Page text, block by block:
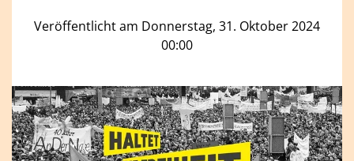
Veröffentlicht am Donnerstag, 31. Oktober 2024
00:00